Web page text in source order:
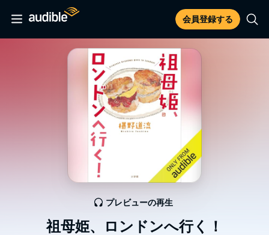
会員登録する
祖母姫、ロンドンへ行く！
プレビューの再生